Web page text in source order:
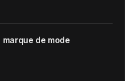
Harmony de la marque
marque de mode